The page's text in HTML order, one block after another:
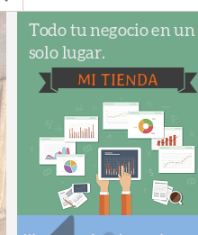
en La Luisa Blanca
2 BAÑOS
10 PARQUEOS
9999 SOLAR
800 CONSTRUCCIÓN
RD$ 24,500,000.00